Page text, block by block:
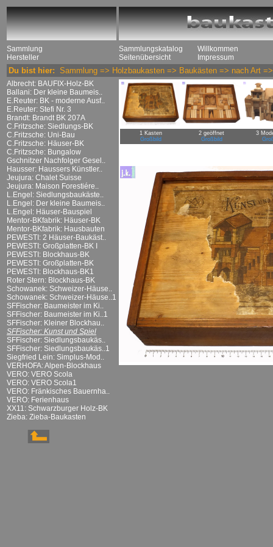
Sammlung
Hersteller
Sammlungskatalog
Seitenübersicht
Willkommen
Impressum
Du bist hier: Sammlung => Holzbaukasten => Baukästen => nach Art
Albrecht: BAUFIX-Holz-BK
Ballani: Der kleine Baumeis..
E.Reuter: BK - moderne Ausf..
E.Reuter: Stefi Nr. 3
Brandt: Brandt BK 207A
C.Fritzsche: Siedlungs-BK
C.Fritzsche: Uni-Bau
C.Fritzsche: Häuser-BK
C.Fritzsche: Bungalow
Gschnitzer Nachfolger Gesel..
Hausser: Haussers Künstler..
Jeujura: Chalet Suisse
Jeujura: Maison Forestiére..
L.Engel: Siedlungsbaukäste..
L.Engel: Der kleine Baumeis..
L.Engel: Häuser-Bauspiel
Mentor-BKfabrik: Häuser-BK
Mentor-BKfabrik: Hausbauten
PEWESTI: 2 Häuser-Baukäst..
PEWESTI: Großplatten-BK I
PEWESTI: Blockhaus-BK
PEWESTI: Großplatten-BK
PEWESTI: Blockhaus-BK1
Roter Stern: Blockhaus-BK
Schowanek: Schweizer-Häuse..
Schowanek: Schweizer-Häuse..1
SFFischer: Baumeister im Ki..
SFFischer: Baumeister im Ki..1
SFFischer: Kleiner Blockhau..
SFFischer: Kunst und Spiel
SFFischer: Siedlungsbaukäs..
SFFischer: Siedlungsbaukäs..1
Siegfried Lein: Simplus-Mod..
VERHOFA: Alpen-Blockhaus
VERO: VERO Scola
VERO: VERO Scola1
VERO: Fränkisches Bauernha..
VERO: Ferienhaus
XX11: Schwarzburger Holz-BK
Zieba: Zieba-Baukasten
1 Kasten
Großbild
2 geöffnet
Großbild
3